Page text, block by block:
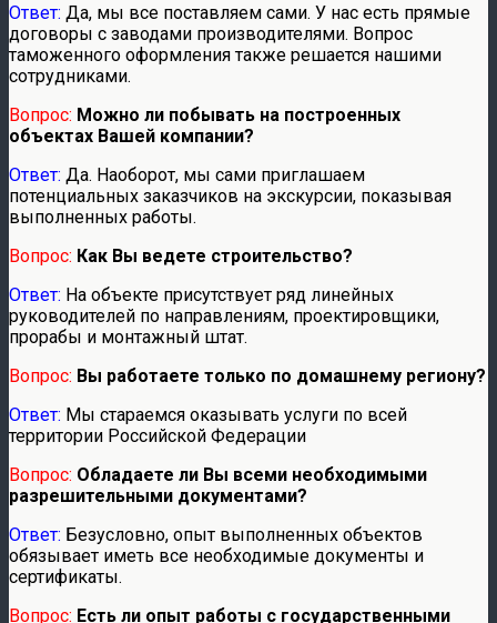
Ответ: Да, мы все поставляем сами. У нас есть прямые
договоры с заводами производителями. Вопрос
таможенного оформления также решается нашими
сотрудниками.
Вопрос: Можно ли побывать на построенных
объектах Вашей компании?
Ответ: Да. Наоборот, мы сами приглашаем
потенциальных заказчиков на экскурсии, показывая
выполненных работы.
Вопрос: Как Вы ведете строительство?
Ответ: На объекте присутствует ряд линейных
руководителей по направлениям, проектировщики,
прорабы и монтажный штат.
Вопрос: Вы работаете только по домашнему региону?
Ответ: Мы стараемся оказывать услуги по всей
территории Российской Федерации
Вопрос: Обладаете ли Вы всеми необходимыми
разрешительными документами?
Ответ: Безусловно, опыт выполненных объектов
обязывает иметь все необходимые документы и
сертификаты.
Вопрос: Есть ли опыт работы с государственными